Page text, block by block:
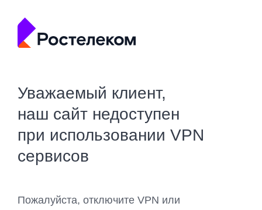
Уважаемый клиент,
наш сайт недоступен
при использовании VPN
сервисов
Пожалуйста, отключите VPN или